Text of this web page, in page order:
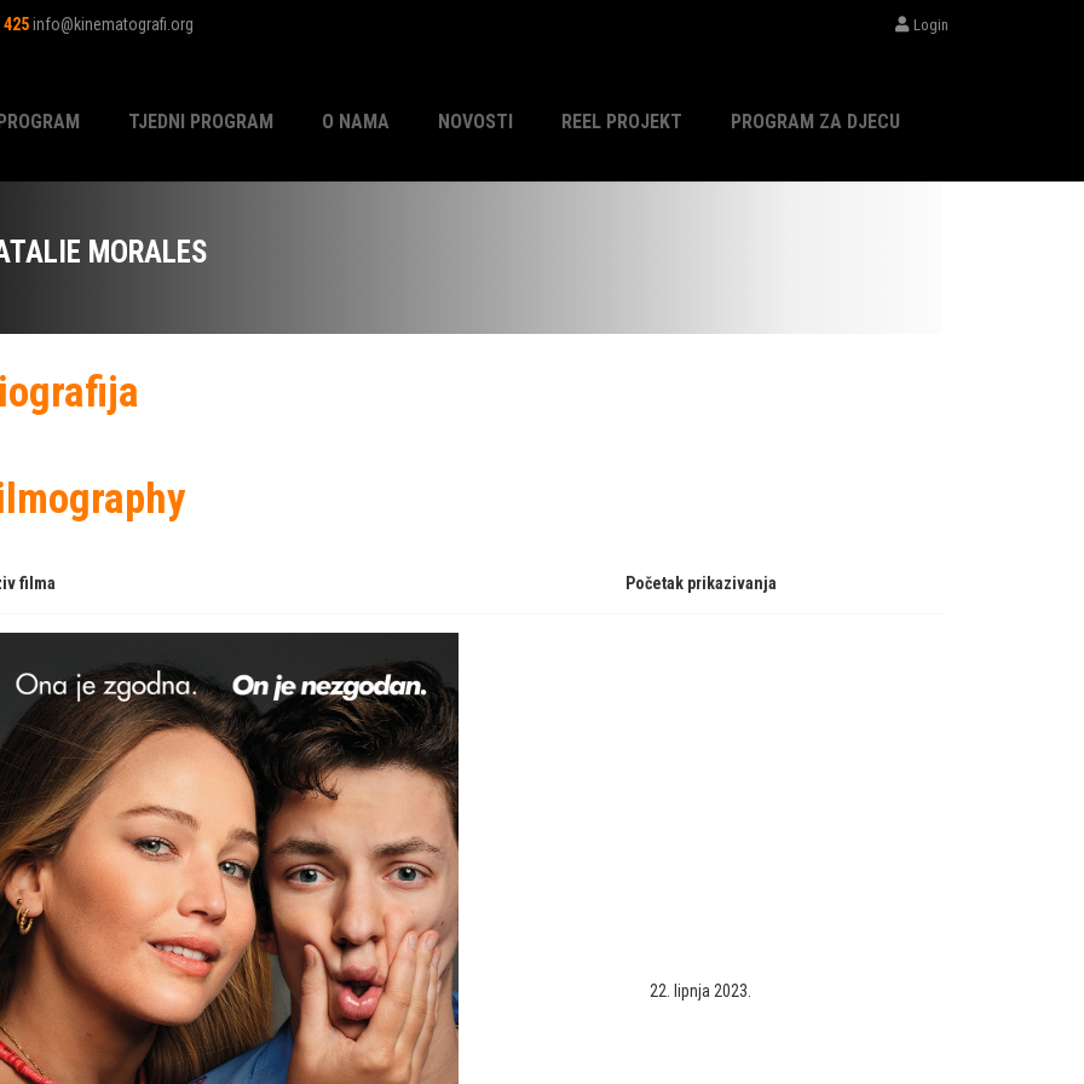
info@kinematografi.org Login
TJEDNI PROGRAM O NAMA NOVOSTI REEL PROJEKT PROGRAM ZA DJECU
MORALES
filma Početak prikazivanja
22. lipnja 2023.